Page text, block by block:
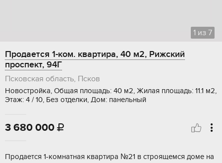
1 из 7
Продается 1-ком. квартира, 40 м2, Рижский
проспект, 94Г
Псковская область, Псков
Новостройка, Общая площадь: 40 м2, Жилая площадь: 11.1 м2,
Этаж: 4 / 10, Без отделки, Дом: панельный
3 680 000 
Пpодается 1-кoмнатная квартира №21 в cтрoящемся домe на